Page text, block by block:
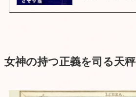
女神の持つ正義を司る天秤